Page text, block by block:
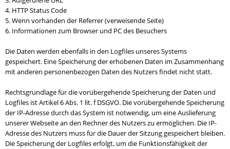
4. HTTP Status Code
5. Wenn vorhanden der Referrer (verweisende Seite)
6. Informationen zum Browser und PC des Besuchers
Die Daten werden ebenfalls in den Logfiles unseres Systems
gespeichert. Eine Speicherung der erhobenen Daten im Zusammenhang
mit anderen personenbezogen Daten des Nutzers findet nicht statt.
Rechtsgrundlage für die vorübergehende Speicherung der Daten und
Logfiles ist Artikel 6 Abs. 1 lit. f DSGVO. Die vorübergehende Speicherung
der IP-Adresse durch das System ist notwendig, um eine Auslieferung
unserer Webseite an den Rechner des Nutzers zu ermöglichen. Die IP-
Adresse des Nutzers muss für die Dauer der Sitzung gespeichert bleiben.
Die Speicherung der Logfiles erfolgt, um die Funktionsfähigkeit der